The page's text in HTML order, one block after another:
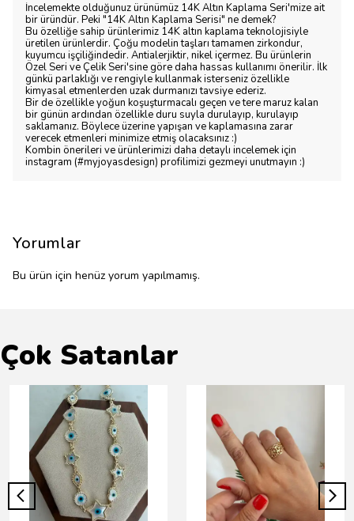
İncelemekte olduğunuz ürünümüz 14K Altın Kaplama Seri'mize ait
bir üründür. Peki "14K Altın Kaplama Serisi" ne demek?
Bu özelliğe sahip ürünlerimiz 14K altın kaplama teknolojisiyle
üretilen ürünlerdir. Çoğu modelin taşları tamamen zirkondur,
kuyumcu işçiliğindedir. Antialerjiktir, nikel içermez. Bu ürünlerin
Özel Seri ve Çelik Seri'sine göre daha hassas kullanımı önerilir. İlk
günkü parlaklığı ve rengiyle kullanmak isterseniz özellikle
kimyasal etmenlerden uzak durmanızı tavsiye ederiz.
Bir de özellikle yoğun koşuşturmacalı geçen ve tere maruz kalan
bir günün ardından özellikle duru suyla durulayıp, kurulayıp
saklamanız. Böylece üzerine yapışan ve kaplamasına zarar
verecek etmenleri minimize etmiş olacaksınız :)
Kombin önerileri ve ürünlerimizi daha detaylı incelemek için
instagram (#myjoyasdesign) profilimizi gezmeyi unutmayın :)
Yorumlar
Bu ürün için henüz yorum yapılmamış.
Çok Satanlar